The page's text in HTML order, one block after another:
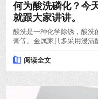
何为酸洗磷化？今
就跟大家讲讲。
酸洗是一种化学除锈，酸洗
膏等。金属家具多采用浸渍
阅读全文